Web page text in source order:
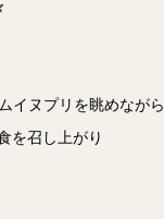
イヌプリを眺めながら
を召し上がり